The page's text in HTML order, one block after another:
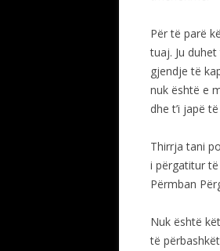
Për të parë
tuaj. Ju
gjendje të
nuk është e
dhe t’i japë
Thirrja tani
i përgatitur
Përmban
Nuk është
të